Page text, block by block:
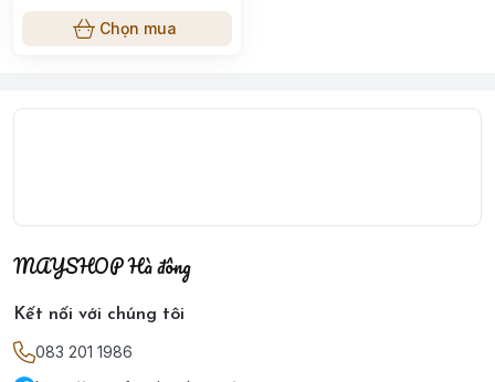
Chọn mua
MAYSHOP Hà đông
Kết nối với chúng tôi
083 201 1986